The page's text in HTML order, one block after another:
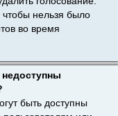
чтобы нельзя было
во время
быть доступны